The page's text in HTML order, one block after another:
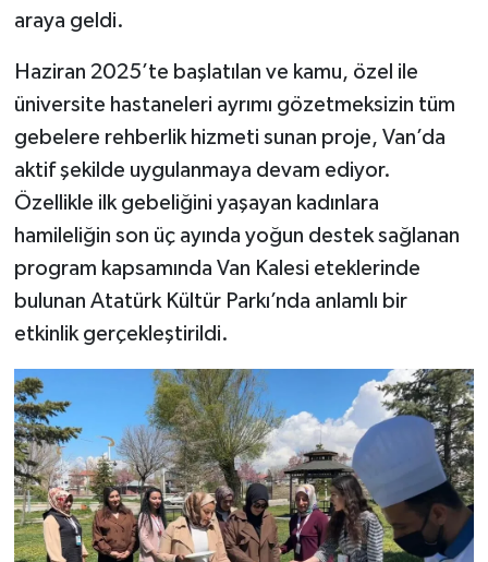
araya geldi.
Haziran 2025’te başlatılan ve kamu, özel ile
üniversite hastaneleri ayrımı gözetmeksizin tüm
gebelere rehberlik hizmeti sunan proje, Van’da
aktif şekilde uygulanmaya devam ediyor.
Özellikle ilk gebeliğini yaşayan kadınlara
hamileliğin son üç ayında yoğun destek sağlanan
program kapsamında Van Kalesi eteklerinde
bulunan Atatürk Kültür Parkı’nda anlamlı bir
etkinlik gerçekleştirildi.